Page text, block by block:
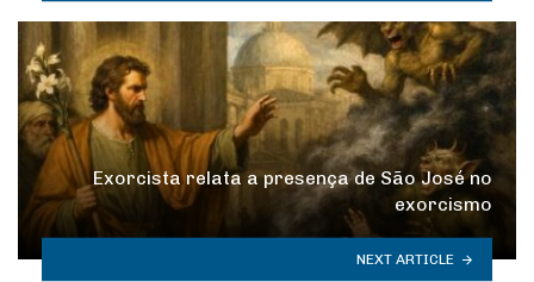
Exorcista relata a presença de São José no
exorcismo
NEXT ARTICLE